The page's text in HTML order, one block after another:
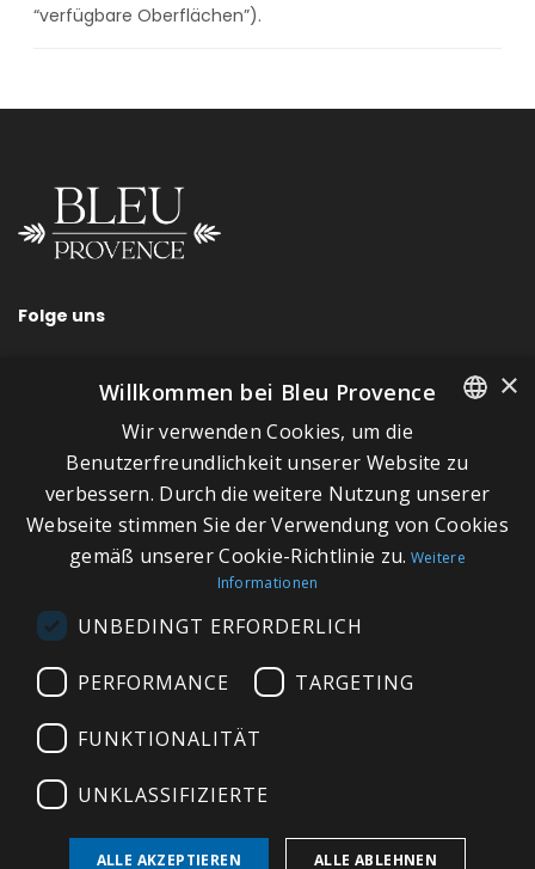
“verfügbare Oberflächen”).
Folge uns
SCHNELLLINKS
Über Bleu Provence
Impressum
Geschäftsbedingungen
Kontaktieren Sie uns
Besuchen Sie unseren Showroom
FRENCH
ITALIAN
×
Willkommen bei Bleu Provence
Wir verwenden Cookies, um die
Benutzerfreundlichkeit unserer Website zu
verbessern. Durch die weitere Nutzung unserer
Webseite stimmen Sie der Verwendung von Cookies
gemäß unserer Cookie-Richtlinie zu. Weitere
Informationen
UNBEDINGT ERFORDERLICH
PERFORMANCE TARGETING
FUNKTIONALITÄT
UNKLASSIFIZIERTE
ALLE AKZEPTIEREN ALLE ABLEHNEN